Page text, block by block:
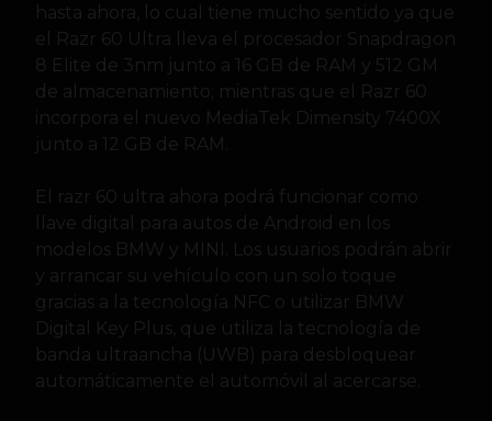
hasta ahora, lo cual tiene mucho sentido ya que
el Razr 60 Ultra lleva el procesador Snapdragon
8 Elite de 3nm junto a 16 GB de RAM y 512 GM
de almacenamiento; mientras que el Razr 60
incorpora el nuevo MediaTek Dimensity 7400X
junto a 12 GB de RAM.
El razr 60 ultra ahora podrá funcionar como
llave digital para autos de Android en los
modelos BMW y MINI. Los usuarios podrán abrir
y arrancar su vehículo con un solo toque
gracias a la tecnología NFC o utilizar BMW
Digital Key Plus, que utiliza la tecnología de
banda ultraancha (UWB) para desbloquear
automáticamente el automóvil al acercarse.